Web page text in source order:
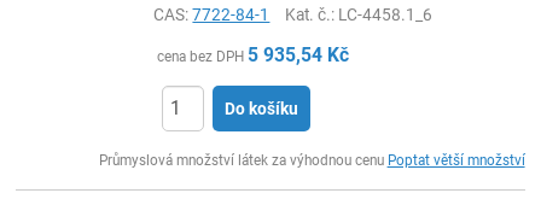
CAS:7722-84-1 Kat. č.: LC-4458.1_6
cena bez DPH 5 935,54 Kč
Do košíku
Průmyslová množství látek za výhodnou cenu Poptat větší množství